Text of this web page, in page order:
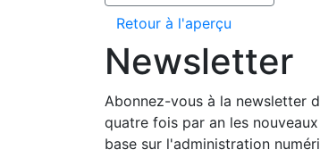
Retour à l'aperçu
Newsletter
Abonnez-vous à la newsletter
quatre fois par an les
base sur l'administration